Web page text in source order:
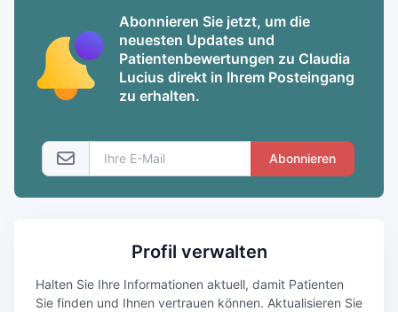
Abonnieren Sie jetzt, um die
neuesten Updates und
Patientenbewertungen zu Claudia
Lucius direkt in Ihrem Posteingang
zu erhalten.
Abonnieren
Profil verwalten
Halten Sie Ihre Informationen aktuell, damit Patienten
Sie finden und Ihnen vertrauen können. Aktualisieren Sie